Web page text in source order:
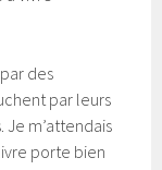
des
par leurs
m’attendais
porte bien